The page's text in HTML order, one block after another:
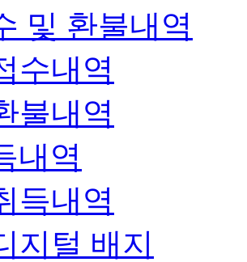
및 환불내역
수내역
불내역
내역
득내역
지털 배지